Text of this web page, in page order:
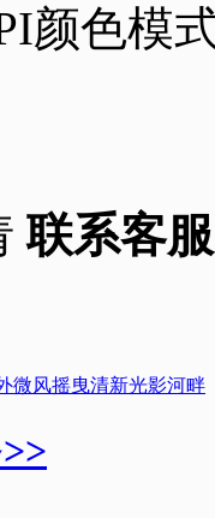
颜色模
联系客服
微风摇曳清新光影河畔